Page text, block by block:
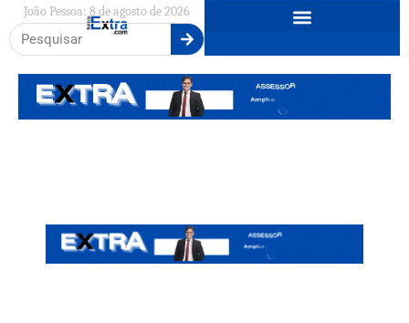
João Pessoa: 8 de agosto de 2026